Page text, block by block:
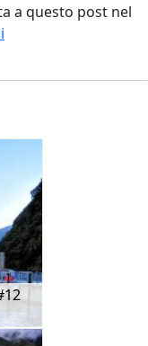
a questo post nel